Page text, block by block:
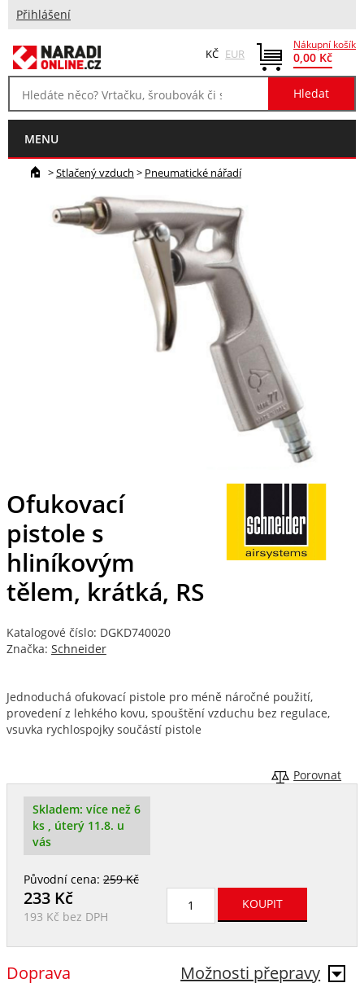
Přihlášení
Nákupní košík
0,00 Kč
KČ EUR
MENU
>Stlačený vzduch > Pneumatické nářadí
Ofukovací
pistole s
hliníkovým
tělem, krátká, RS
Katalogové číslo: DGKD740020
Značka: Schneider
Jednoduchá ofukovací pistole pro méně náročné použití,
provedení z lehkého kovu, spouštění vzduchu bez regulace,
vsuvka rychlospojky součástí pistole
Porovnat
Skladem: více než 6
ks , úterý 11.8. u
vás
Původní cena:259 Kč
233Kč
193 Kč bez DPH
Možnosti přepravy
Doprava